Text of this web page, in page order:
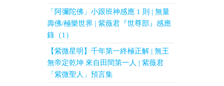
「阿彌陀佛」小跟班神感應 1 則 | 無量
壽佛/極樂世界 | 紫薇君『世尊部』感應
錄（1）
【紫微星明】千年第一終極正解 | 無王
無帝定乾坤 來自田間第一人 | 紫薇君
「紫微聖人」預言集